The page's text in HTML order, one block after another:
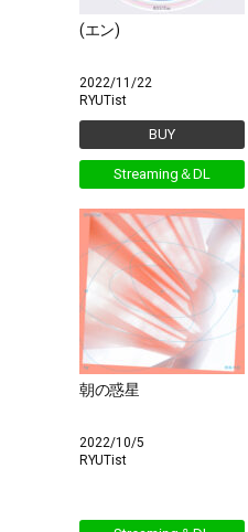
(エン)
2022/11/22
RYUTist
BUY
Streaming＆DL
朝の惑星
2022/10/5
RYUTist